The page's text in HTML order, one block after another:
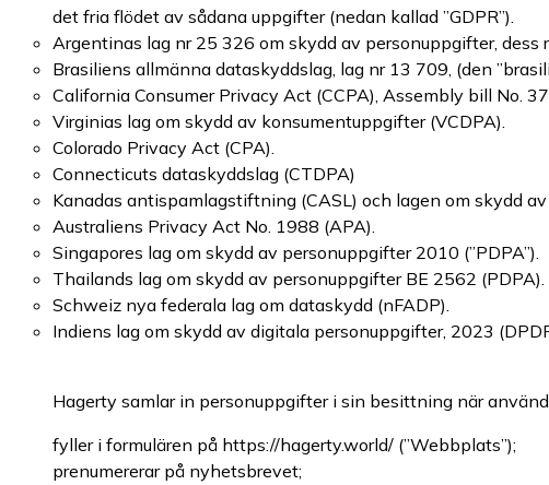
det fria flödet av sådana uppgifter (nedan kallad ”GDPR”).
Argentinas lag nr 25 326 om skydd av personuppgifter,
Brasiliens allmänna dataskyddslag, lag nr 13 709, (den
California Consumer Privacy Act (CCPA), Assembly bill No.
Virginias lag om skydd av konsumentuppgifter (VCDPA).
Colorado Privacy Act (CPA).
Connecticuts dataskyddslag (CTDPA)
Kanadas antispamlagstiftning (CASL) och lagen om skydd
Australiens Privacy Act No. 1988 (APA).
Singapores lag om skydd av personuppgifter 2010 (”PDPA”).
Thailands lag om skydd av personuppgifter BE 2562 (PDPA).
Schweiz nya federala lag om dataskydd (nFADP).
Indiens lag om skydd av digitala personuppgifter, 2023
Hagerty samlar in personuppgifter i sin besittning när
fyller i formulären på https://hagerty.world/ (”Webbplats”);
prenumererar på nyhetsbrevet;